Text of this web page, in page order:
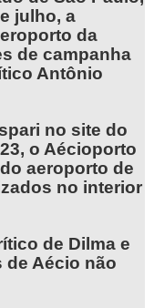
julho, a
da
de campanha
Antônio
no site do
o Aécioporto
aeroporto de
no interior
de Dilma e
de Aécio não